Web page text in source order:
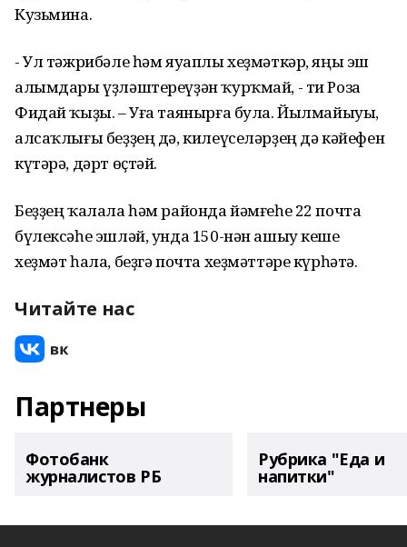
Кузьмина.
- Ул тәжрибәле һәм яуаплы хеҙмәткәр, яңы эш
алымдары үҙләштереүҙән ҡурҡмай, - ти Роза
Фидай ҡыҙы. – Уға таянырға була. Йылмайыуы,
алсаҡлығы беҙҙең дә, килеүселәрҙең дә кәйефен
күтәрә, дәрт өҫтәй.
Беҙҙең ҡалала һәм районда йәмғеһе 22 почта
бүлексәһе эшләй, унда 150-нән ашыу кеше
хеҙмәт һала, беҙгә почта хеҙмәттәре күрһәтә.
Читайте нас
Партнеры
Фотобанк
журналистов РБ
Рубрика "Еда и
напитки"